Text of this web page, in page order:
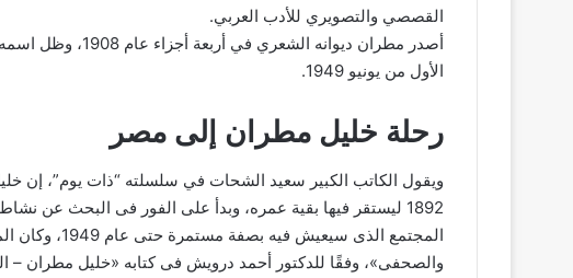
القصصي والتصويري للأدب العربي.
أصدر مطران ديوانه
الأول من يونيو 1949.
رحلة خليل مطران إلى مصر
ويقول الكاتب الكبير سعيد الشحات في سلسلته “ذات يوم”،
1892 ليستقر فيها بقية عمره، وبدأ على الفور فى البحث
المجتمع الذى
والصحفى»، وفقًا للدكتور أحمد درويش فى كتابه «خليل مطران